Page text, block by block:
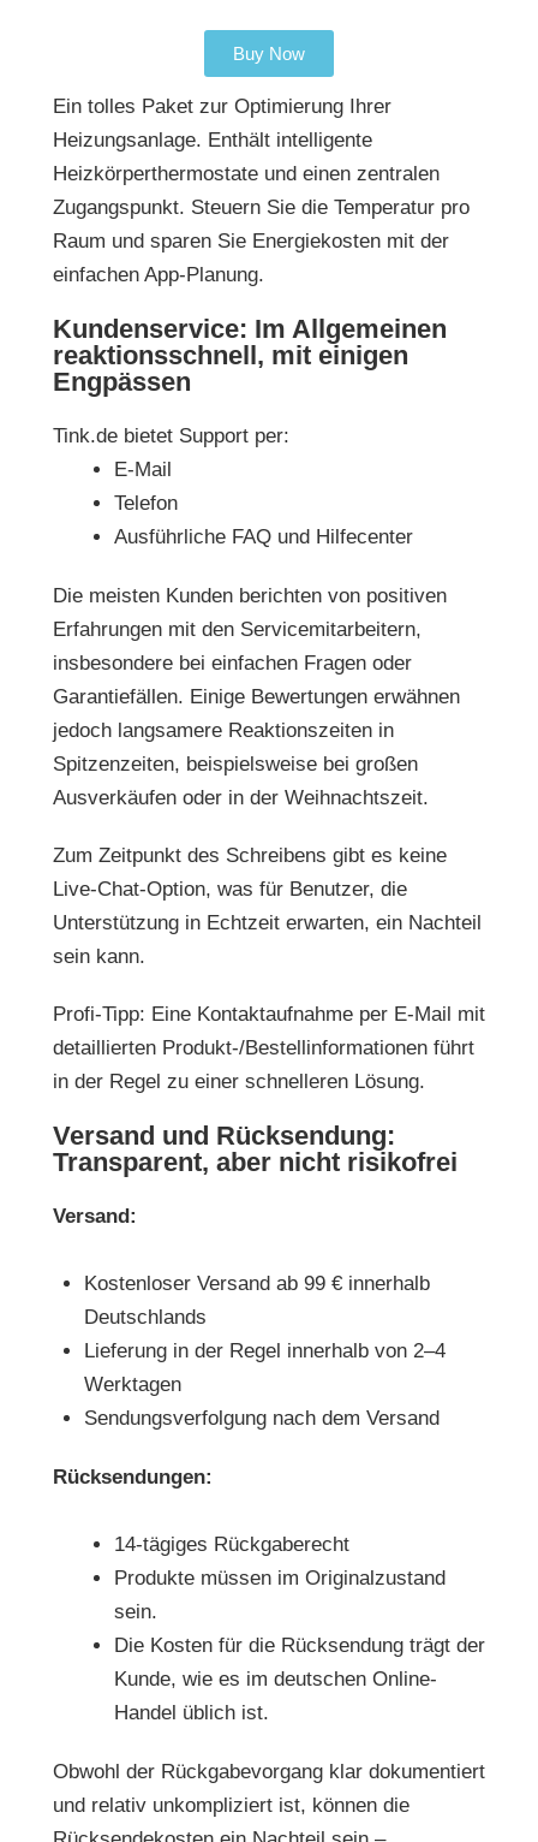
Buy Now
Ein tolles Paket zur Optimierung Ihrer
Heizungsanlage. Enthält intelligente
Heizkörperthermostate und einen zentralen
Zugangspunkt. Steuern Sie die Temperatur pro
Raum und sparen Sie Energiekosten mit der
einfachen App-Planung.
Kundenservice: Im Allgemeinen
reaktionsschnell, mit einigen
Engpässen
Tink.de bietet Support per:
E-Mail
Telefon
Ausführliche FAQ und Hilfecenter
Die meisten Kunden berichten von positiven
Erfahrungen mit den Servicemitarbeitern,
insbesondere bei einfachen Fragen oder
Garantiefällen. Einige Bewertungen erwähnen
jedoch langsamere Reaktionszeiten in
Spitzenzeiten, beispielsweise bei großen
Ausverkäufen oder in der Weihnachtszeit.
Zum Zeitpunkt des Schreibens gibt es keine
Live-Chat-Option, was für Benutzer, die
Unterstützung in Echtzeit erwarten, ein Nachteil
sein kann.
Profi-Tipp: Eine Kontaktaufnahme per E-Mail mit
detaillierten Produkt-/Bestellinformationen führt
in der Regel zu einer schnelleren Lösung.
Versand und Rücksendung:
Transparent, aber nicht risikofrei
Versand:
Kostenloser Versand ab 99 € innerhalb
Deutschlands
Lieferung in der Regel innerhalb von 2–4
Werktagen
Sendungsverfolgung nach dem Versand
Rücksendungen:
14-tägiges Rückgaberecht
Produkte müssen im Originalzustand
sein.
Die Kosten für die Rücksendung trägt der
Kunde, wie es im deutschen Online-
Handel üblich ist.
Obwohl der Rückgabevorgang klar dokumentiert
und relativ unkompliziert ist, können die